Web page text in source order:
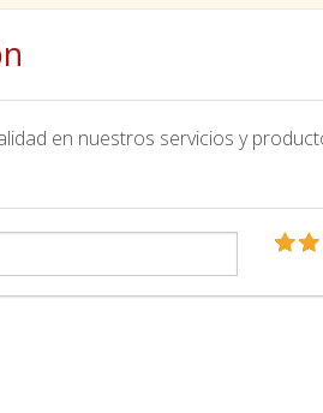
en nuestros servicios y